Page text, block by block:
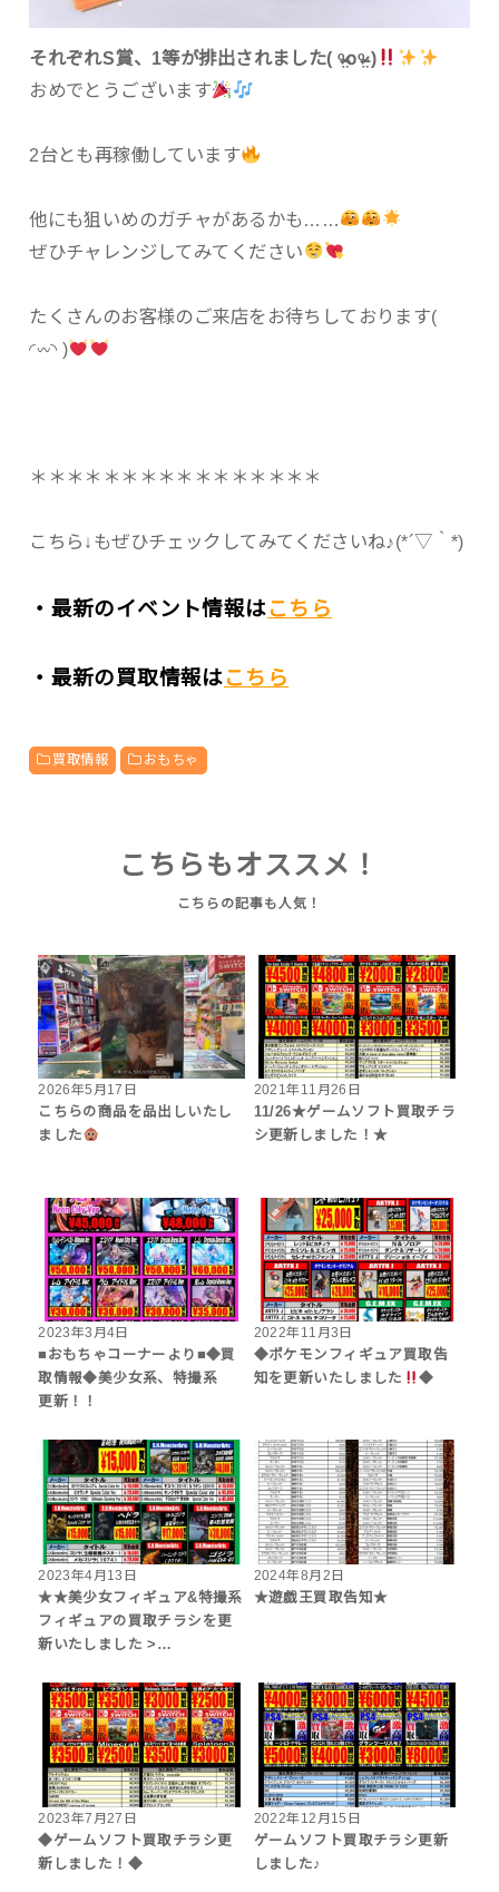
それぞれS賞、1等が排出されました( ᵒ̴̶̷̤໐ᵒ̴̶̷̤ )
おめでとうございます
2台とも再稼働しています
他にも狙いめのガチャがあるかも……
ぜひチャレンジしてみてください
たくさんのお客様のご来店をお待ちしております(
◜𖥦◝ )
＊＊＊＊＊＊＊＊＊＊＊＊＊＊＊＊
こちら↓もぜひチェックしてみてくださいね♪(*´▽｀*)
・最新のイベント情報はこちら
・最新の買取情報はこちら
買取情報 おもちゃ
こちらもオススメ！
2026年5月17日
こちらの商品を品出しいたし
ました
2021年11月26日
11/26★ゲームソフト買取チラ
シ更新しました！★
2023年3月4日
■おもちゃコーナーより■◆買
取情報◆美少女系、特撮系
更新！！
2022年11月3日
◆ポケモンフィギュア買取告
知を更新いたしました
◆
2023年4月13日
★★美少女フィギュア&特撮系
フィギュアの買取チラシを更
新いたしました >…
2024年8月2日
★遊戯王買取告知★
2023年7月27日
◆ゲームソフト買取チラシ更
新しました！◆
2022年12月15日
ゲームソフト買取チラシ更新
しました♪